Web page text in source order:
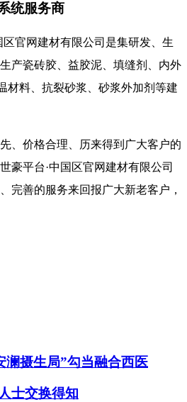
统服务商
官网建材有限公司是集研发、生
产瓷砖胶、益胶泥、填缝剂、内外
材料、抗裂砂浆、砂浆外加剂等建
、价格合理、历来得到广大客户的
豪平台·中国区官网建材有限公司
完善的服务来回报广大新老客户，
摄生局”勾当融合西医
士交换得知